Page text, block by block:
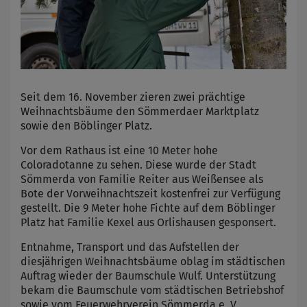
Seit dem 16. November zieren zwei prächtige
Weihnachtsbäume den Sömmerdaer Marktplatz
sowie den Böblinger Platz.
Vor dem Rathaus ist eine 10 Meter hohe
Coloradotanne zu sehen. Diese wurde der Stadt
Sömmerda von Familie Reiter aus Weißensee als
Bote der Vorweihnachtszeit kostenfrei zur Verfügung
gestellt. Die 9 Meter hohe Fichte auf dem Böblinger
Platz hat Familie Kexel aus Orlishausen gesponsert.
Entnahme, Transport und das Aufstellen der
diesjährigen Weihnachtsbäume oblag im städtischen
Auftrag wieder der Baumschule Wulf. Unterstützung
bekam die Baumschule vom städtischen Betriebshof